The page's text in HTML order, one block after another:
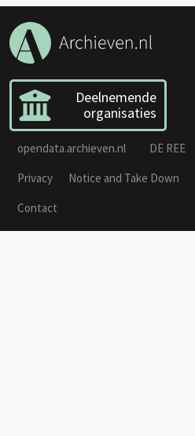
Deelnemende
organisaties
opendata.archieven.nl DE REE
Privacy
Notice and Take Down
Contact